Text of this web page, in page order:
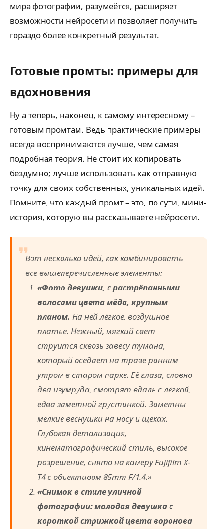
мира фотографии, разумеётся, расширяет
возможности нейросети и позволяет получить
гораздо более конкретный результат.
Готовые промты: примеры для
вдохновения
Ну а теперь, наконец, к самому интересному –
готовым промтам. Ведь практические примеры
всегда воспринимаются лучше, чем самая
подробная теория. Не стоит их копировать
бездумно; лучше использовать как отправную
точку для своих собственных, уникальных идей.
Помните, что каждый промт – это, по сути, мини-
история, которую вы рассказываете нейросети.
Вот несколько идей, как комбинировать
все вышеперечисленные элементы:
«Фото девушки, с растрёпанными
волосами цвета мёда, крупным
планом. На ней лёгкое, воздушное
платье. Нежный, мягкий свет
струится сквозь завесу тумана,
который оседает на траве ранним
утром в старом парке. Её глаза, словно
два изумруда, смотрят вдаль с лёгкой,
едва заметной грустинкой. Заметны
мелкие веснушки на носу и щеках.
Глубокая детализация,
кинематографический стиль, высокое
разрешение, снято на камеру Fujifilm X-
T4 с объективом 85mm F/1.4.»
«Снимок в стиле уличной
фотографии: молодая девушка с
короткой стрижкой цвета воронова